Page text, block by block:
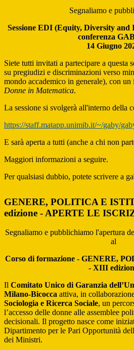
Segnaliamo e
Sessione EDI (Equity, Diversity
conferenza
14 Giugno
Siete tutti invitati a partecipare a questa
su pregiudizi e discriminazioni verso
mondo accademico in generale), con
Donne in Matematica.
La sessione si svolgerà all'interno della
https://staff.matapp.unimib.it/~/gaby/
E sarà aperta a tutti (anche a chi non
Maggiori informazioni a seguire.
Per qualsiasi dubbio, potete scrivere a
GENERE, POLITICA E
edizione - APERTE LE
Segnaliamo e pubblichiamo l'apertura
al
Corso di formazione - GENERE,
- XIII
Il Comitato Unico di Garanzia
Milano-Bicocca attiva, in
Sociologia e Ricerca Sociale, un
l’accesso delle donne alle assemblee
decisionali. Il progetto nasce come
Dipartimento per le Pari Opportunità
dei Ministri.